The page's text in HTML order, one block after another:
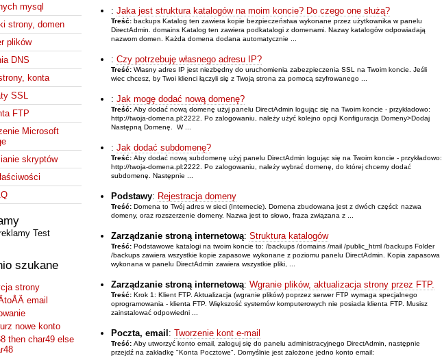
mysql
strony, domen
plików
DNS
konta
SSL
FTP
Microsoft
skryptów
Test
szukane
strony
email
nowe konto
then char49 else
: Jaka jest struktura katalogów na moim koncie? Do czego one służą?
Treść: backups Katalog ten zawiera kopie bezpieczeństwa wykonane przez użytkownika w panelu
DirectAdmin. domains Katalog ten zawiera podkatalogi z domenami. Nazwy katalogów odpowiadają
nazwom domen. Każda domena dodana automatycznie ...
: Czy potrzebuję własnego adresu IP?
Treść: Własny adres IP jest niezbędny do uruchomienia zabezpieczenia SSL na Twoim koncie. Jeśli
wiec chcesz, by Twoi klienci łączyli się z Twoją strona za pomocą szyfrowanego ...
: Jak mogę dodać nową domenę?
Treść: Aby dodać nową domenę użyj panelu DirectAdmin logując się na Twoim koncie - przykładowo:
http://twoja-domena.pl:2222. Po zalogowaniu, należy użyć kolejno opcji Konfiguracja Domeny>Dodaj
Następną Domenę. W ...
: Jak dodać subdomenę?
Treść: Aby dodać nową subdomenę użyj panelu DirectAdmin logując się na Twoim koncie - przykładowo:
http://twoja-domena.pl:2222. Po zalogowaniu, należy wybrać domenę, do której chcemy dodać
subdomenę. Następnie ...
Podstawy: Rejestracja domeny
Treść: Domena to Twój adres w sieci (Internecie). Domena zbudowana jest z dwóch części: nazwa
domeny, oraz rozszerzenie domeny. Nazwa jest to słowo, fraza związana z ...
Zarządzanie stroną internetową: Struktura katalogów
Treść: Podstawowe katalogi na twoim koncie to: /backups /domains /mail /public_html /backups Folder
/backups zawiera wszystkie kopie zapasowe wykonane z poziomu panelu DirectAdmin. Kopia zapasowa
wykonana w panelu DirectAdmin zawiera wszystkie pliki, ...
Zarządzanie stroną internetową: Wgranie plików, aktualizacja strony przez FTP.
Treść: Krok 1: Klient FTP. Aktualizacja (wgranie plików) poprzez serwer FTP wymaga specjalnego
oprogramowania - klienta FTP. Większość systemów komputerowych nie posiada klienta FTP. Musisz
zainstalować odpowiedni ...
Poczta, email : Tworzenie kont e-mail
Treść: Aby utworzyć konto email, zaloguj się do panelu administracyjnego DirectAdmin, następnie
przejdź na zakładkę "Konta Pocztowe". Domyślnie jest założone jedno konto email: